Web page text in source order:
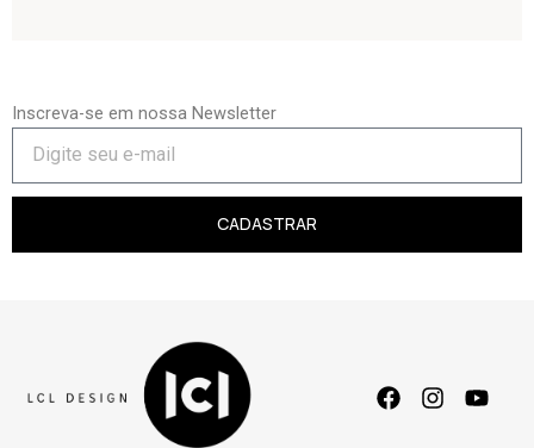
Inscreva-se em nossa Newsletter
CADASTRAR